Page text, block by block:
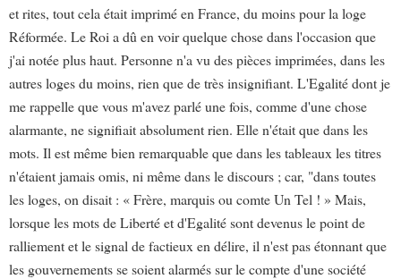
et rites, tout cela était imprimé en France, du moins pour la loge
Réformée. Le Roi a dû en voir quelque chose dans l'occasion que
j'ai notée plus haut. Personne n'a vu des pièces imprimées, dans les
autres loges du moins, rien que de très insignifiant. L'Egalité dont je
me rappelle que vous m'avez parlé une fois, comme d'une chose
alarmante, ne signifiait absolument rien. Elle n'était que dans les
mots. Il est même bien remarquable que dans les tableaux les titres
n'étaient jamais omis, ni même dans le discours ; car, "dans toutes
les loges, on disait : « Frère, marquis ou comte Un Tel ! » Mais,
lorsque les mots de Liberté et d'Egalité sont devenus le point de
ralliement et le signal de factieux en délire, il n'est pas étonnant que
les gouvernements se soient alarmés sur le compte d'une société